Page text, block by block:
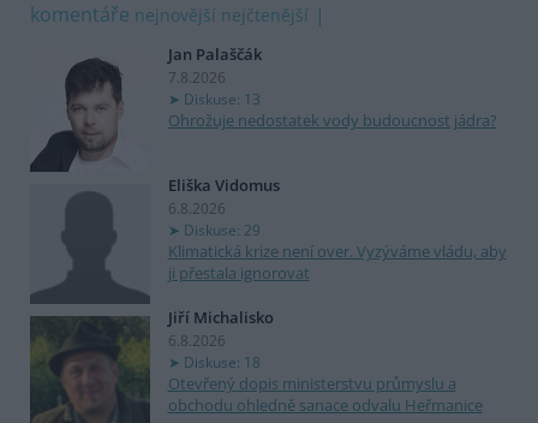
komentáře nejnovější nejčtenější
Jan Palaščák
7.8.2026
Diskuse: 13
Ohrožuje nedostatek vody budoucnost jádra?
Eliška Vidomus
6.8.2026
Diskuse: 29
Klimatická krize není over. Vyzýváme vládu, aby
ji přestala ignorovat
Jiří Michalisko
6.8.2026
Diskuse: 18
Otevřený dopis ministerstvu průmyslu a
obchodu ohledně sanace odvalu Heřmanice